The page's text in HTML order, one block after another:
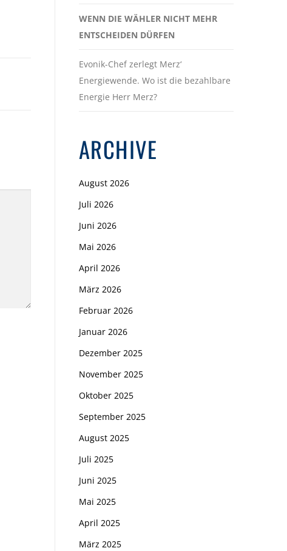
WENN DIE WÄHLER NICHT MEHR
ENTSCHEIDEN DÜRFEN
Evonik-Chef zerlegt Merz‘
Energiewende. Wo ist die bezahlbare
Energie Herr Merz?
ARCHIVE
August 2026
Juli 2026
Juni 2026
Mai 2026
April 2026
März 2026
Februar 2026
Januar 2026
Dezember 2025
November 2025
Oktober 2025
September 2025
August 2025
Juli 2025
Juni 2025
Mai 2025
April 2025
März 2025